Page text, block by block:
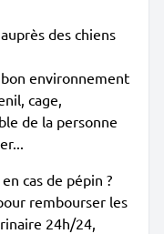
des chiens
environnement
cage,
de la personne
cas de pépin ?
rembourser les
24h/24,